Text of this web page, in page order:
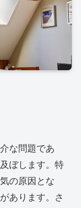
な問題であ
ぼします。特
の原因とな
あります。さ